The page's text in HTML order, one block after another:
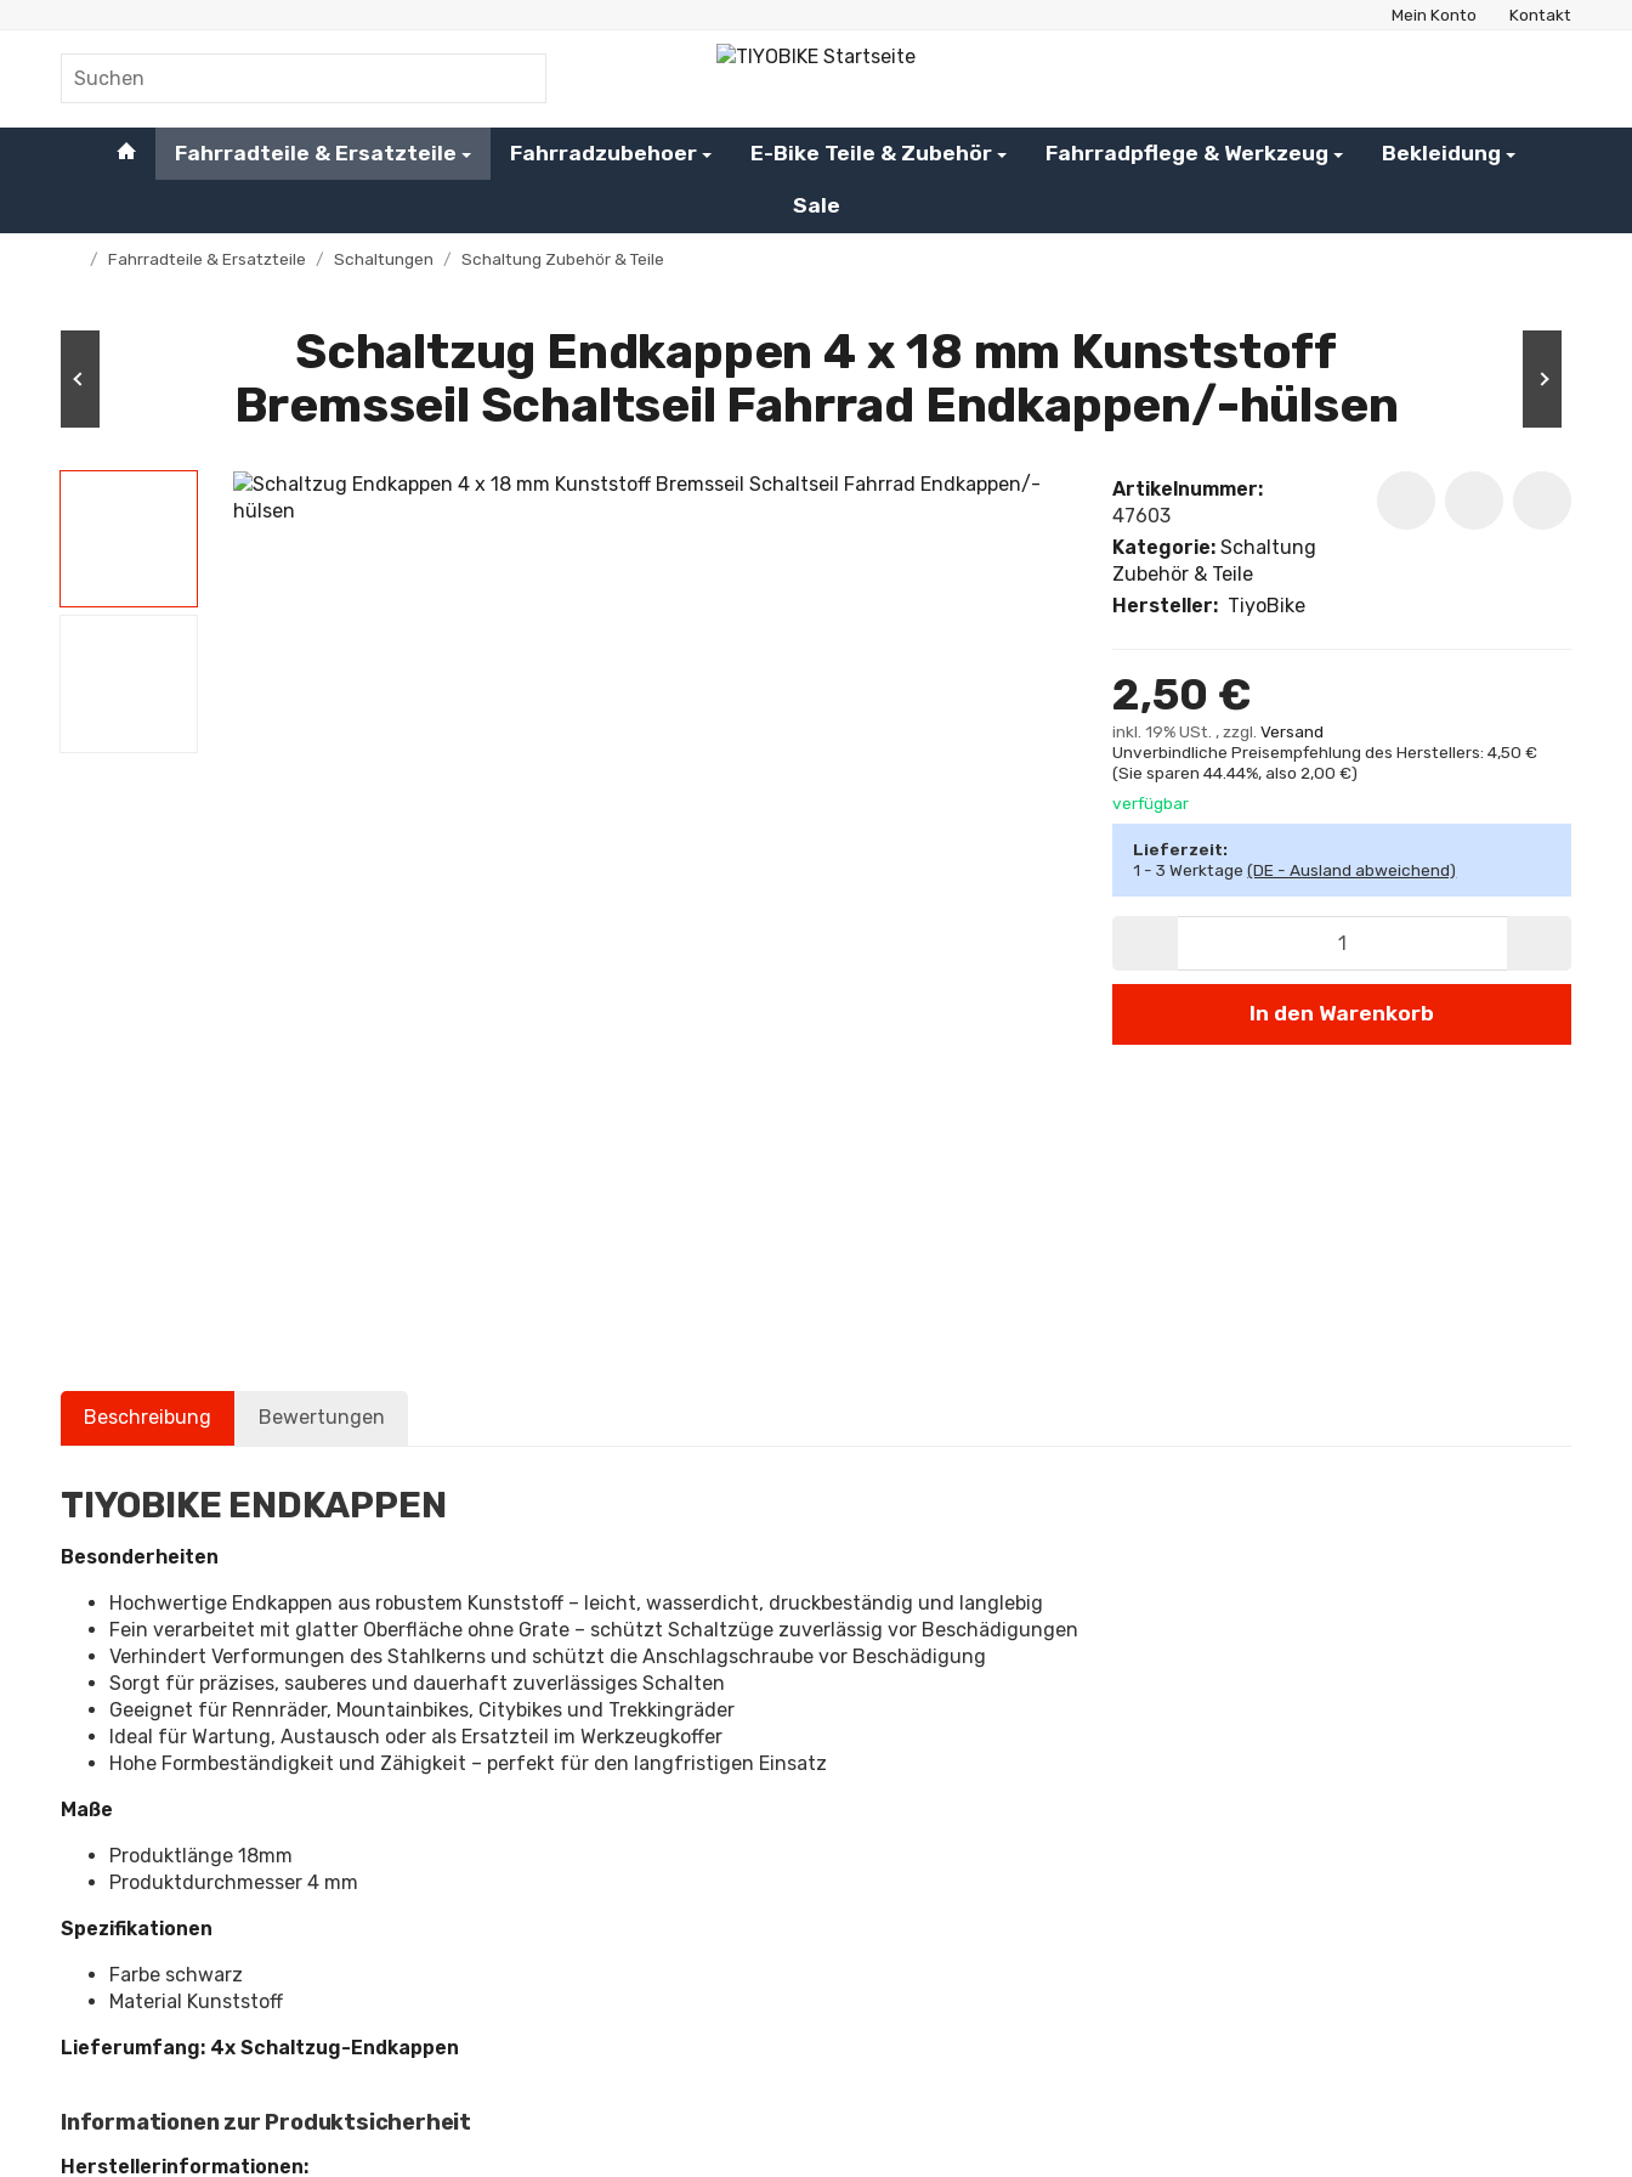
Mein Konto Kontakt
#custom.linkHome#
Fahrradteile & Ersatzteile Fahrradzubehoer E-Bike Teile & Zubehör Fahrradpflege & Werkzeug Bekleidung
Sale
/ Fahrradteile & Ersatzteile / Schaltungen / Schaltung Zubehör & Teile
Schaltzug Endkappen 4 x 18 mm Kunststoff
Bremsseil Schaltseil Fahrrad Endkappen/-hülsen
Artikelnummer:
47603
Kategorie:Schaltung
Zubehör & Teile
Hersteller: TiyoBike
2,50 €
inkl. 19% USt. , zzgl.Versand
Unverbindliche Preisempfehlung des Herstellers: 4,50 €
(Sie sparen44.44%, also 2,00 €)
verfügbar
Lieferzeit:
1 - 3 Werktage(DE - Ausland abweichend)
In den Warenkorb
Beschreibung Bewertungen
TIYOBIKE ENDKAPPEN
Besonderheiten
Hochwertige Endkappen aus robustem Kunststoff – leicht, wasserdicht, druckbeständig und langlebig
Fein verarbeitet mit glatter Oberfläche ohne Grate – schützt Schaltzüge zuverlässig vor Beschädigungen
Verhindert Verformungen des Stahlkerns und schützt die Anschlagschraube vor Beschädigung
Sorgt für präzises, sauberes und dauerhaft zuverlässiges Schalten
Geeignet für Rennräder, Mountainbikes, Citybikes und Trekkingräder
Ideal für Wartung, Austausch oder als Ersatzteil im Werkzeugkoffer
Hohe Formbeständigkeit und Zähigkeit – perfekt für den langfristigen Einsatz
Maße
Produktlänge 18mm
Produktdurchmesser 4 mm
Spezifikationen
Farbe schwarz
Material Kunststoff
Lieferumfang: 4x Schaltzug-Endkappen
Informationen zur Produktsicherheit
Herstellerinformationen: